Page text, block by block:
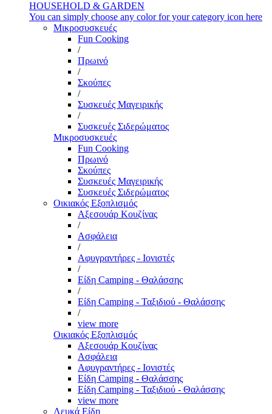
HOUSEHOLD & GARDEN
You can simply choose any color for your category icon here
Μικροσυσκευές
Fun Cooking
/
Πρωινό
/
Σκούπες
/
Συσκευές Μαγειρικής
/
Συσκευές Σιδερώματος
Μικροσυσκευές
Fun Cooking
Πρωινό
Σκούπες
Συσκευές Μαγειρικής
Συσκευές Σιδερώματος
Οικιακός Εξοπλισμός
Αξεσουάρ Κουζίνας
/
Ασφάλεια
/
Αφυγραντήρες - Ιονιστές
/
Είδη Camping - Θαλάσσης
/
Είδη Camping - Ταξιδιού - Θαλάσσης
/
view more
Οικιακός Εξοπλισμός
Αξεσουάρ Κουζίνας
Ασφάλεια
Αφυγραντήρες - Ιονιστές
Είδη Camping - Θαλάσσης
Είδη Camping - Ταξιδιού - Θαλάσσης
view more
Λευκά Είδη